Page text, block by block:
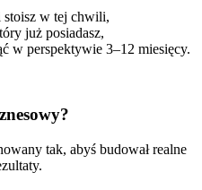
w tej chwili,
już posiadasz,
w perspektywie 3–12 miesięcy.
tak, abyś budował realne